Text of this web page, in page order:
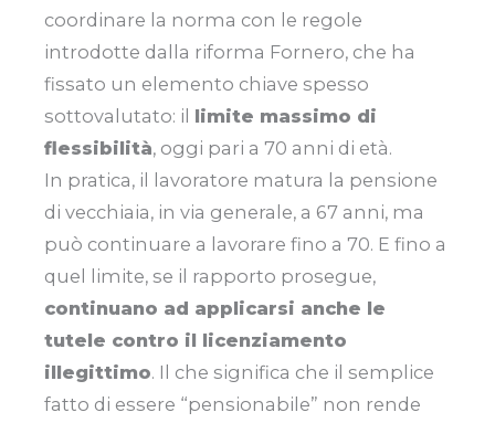
coordinare la norma con le regole
introdotte dalla riforma Fornero, che ha
fissato un elemento chiave spesso
sottovalutato: il limite massimo di
flessibilità, oggi pari a 70 anni di età.
In pratica, il lavoratore matura la pensione
di vecchiaia, in via generale, a 67 anni, ma
può continuare a lavorare fino a 70. E fino a
quel limite, se il rapporto prosegue,
continuano ad applicarsi anche le
tutele contro il licenziamento
illegittimo. Il che significa che il semplice
fatto di essere “pensionabile” non rende